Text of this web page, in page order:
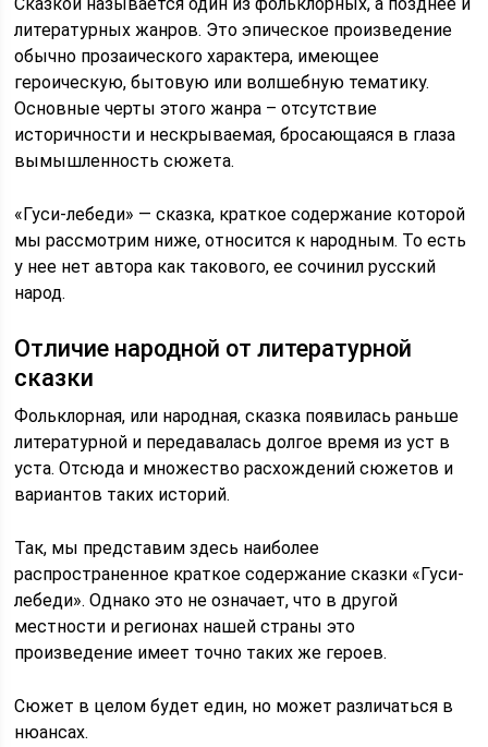
литературных жанров. Это эпическое произведение
обычно прозаического характера, имеющее
героическую, бытовую или волшебную тематику.
Основные черты этого жанра – отсутствие
историчности и нескрываемая, бросающаяся в глаза
вымышленность сюжета.
«Гуси-лебеди» — сказка, краткое содержание которой
мы рассмотрим ниже, относится к народным. То есть
у нее нет автора как такового, ее сочинил русский
народ.
Отличие народной от литературной
сказки
Фольклорная, или народная, сказка появилась раньше
литературной и передавалась долгое время из уст в
уста. Отсюда и множество расхождений сюжетов и
вариантов таких историй.
Так, мы представим здесь наиболее
распространенное краткое содержание сказки «Гуси-
лебеди». Однако это не означает, что в другой
местности и регионах нашей страны это
произведение имеет точно таких же героев.
Сюжет в целом будет един, но может различаться в
нюансах.